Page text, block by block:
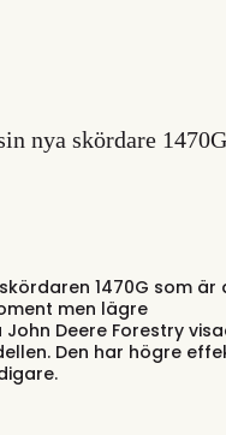
nya skördare
1470G som är
men lägre
John Deere Forestry
Den har högre